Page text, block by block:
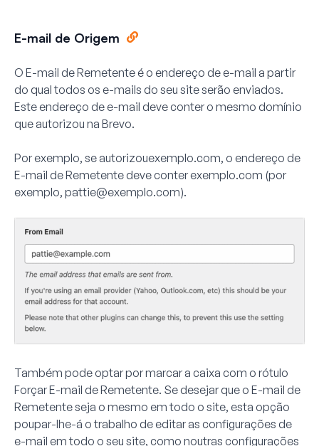
E-mail de Origem
O E-mail de Remetente é o endereço de e-mail a partir
do qual todos os e-mails do seu site serão enviados.
Este endereço de e-mail deve conter o mesmo domínio
que autorizou na Brevo.
Por exemplo, se autorizouexemplo.com, o endereço de
E-mail de Remetente deve conter exemplo.com (por
exemplo, pattie@exemplo.com).
Também pode optar por marcar a caixa com o rótulo
Forçar E-mail de Remetente. Se desejar que o E-mail de
Remetente seja o mesmo em todo o site, esta opção
poupar-lhe-á o trabalho de editar as configurações de
e-mail em todo o seu site, como noutras configurações